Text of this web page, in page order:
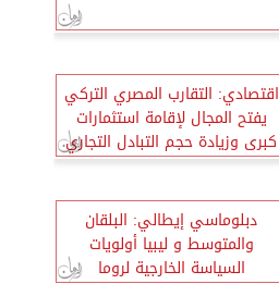
اقتصادي: التقارب المصري التركي
يفتح المجال لإقامة استثمارات
كبرى وزيادة حجم التبادل التجاري
دبلوماسي إيطالي: البلقان
والمتوسط و ليبيا أولويات
السياسة الخارجية لروما